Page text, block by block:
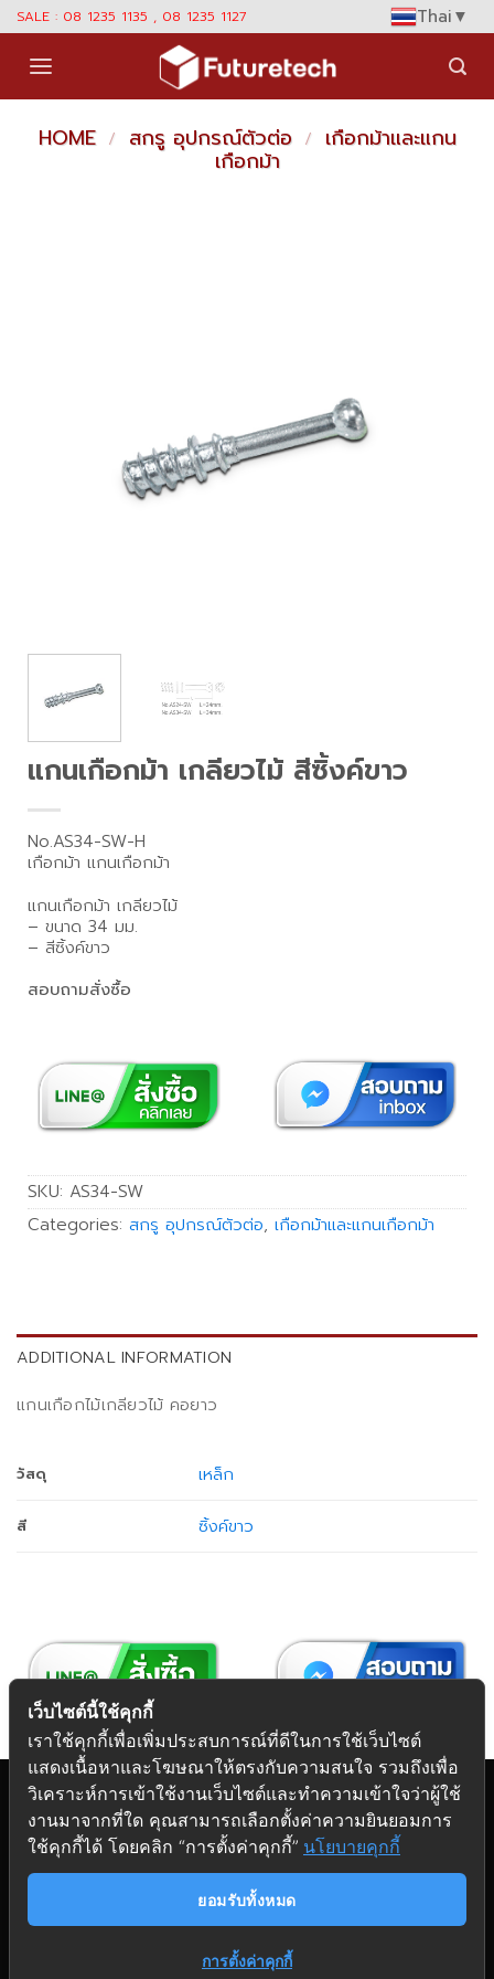
Skip
content
SALE : 08 1235 1135 , 08 1235 1127 Thai▼
HOME / สกรู อุปกรณ์ตัวต่อ / เกือกม้าและแกน
เกือกม้า
แกนเกือกม้า เกลียวไม้ สีซิ้งค์ขาว
No.AS34-SW-H
เกือกม้า แกนเกือกม้า
แกนเกือกม้า เกลียวไม้
– ขนาด 34 มม.
– สีซิ้งค์ขาว
สอบถามสั่งซื้อ
SKU: AS34-SW
Categories: สกรู อุปกรณ์ตัวต่อ, เกือกม้าและแกนเกือกม้า
ADDITIONAL INFORMATION
แกนเกือกไม้เกลียวไม้ คอยาว
วัสดุ เหล็ก
สี ซิ้งค์ขาว
Copyright 2026 © Futuretech Intermarketing Co., Ltd.
ศูนย์รวมอุปกรณ์เฟอร์นิเจอร์ครบวงจร
เว็บไซต์นี้ใช้คุกกี้
เราใช้คุกกี้เพื่อเพิ่มประสบการณ์ที่ดีในการใช้เว็บไซต์
แสดงเนื้อหาและโฆษณาให้ตรงกับความสนใจ รวมถึงเพื่อ
วิเคราะห์การเข้าใช้งานเว็บไซต์และทำความเข้าใจว่าผู้ใช้
งานมาจากที่ใด คุณสามารถเลือกตั้งค่าความยินยอมการ
ใช้คุกกี้ได้ โดยคลิก “การตั้งค่าคุกกี้” นโยบายคุกกี้
ยอมรับทั้งหมด
การตั้งค่าคุกกี้